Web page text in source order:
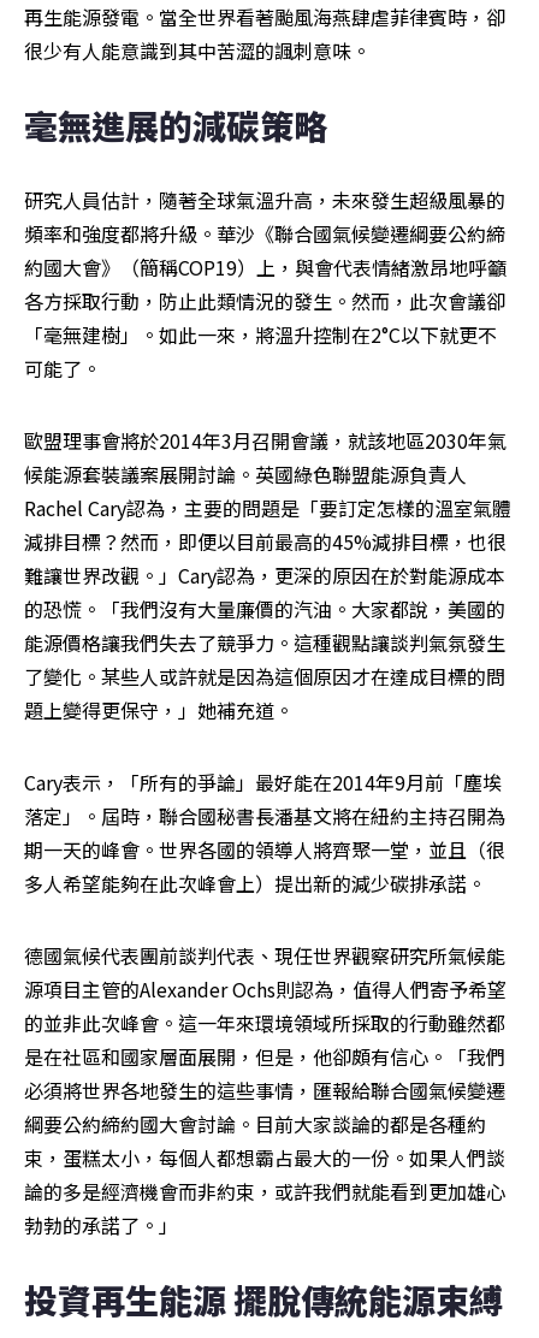
再生能源發電。當全世界看著颱風海燕肆虐菲律賓時，卻
很少有人能意識到其中苦澀的諷刺意味。
毫無進展的減碳策略
研究人員估計，隨著全球氣溫升高，未來發生超級風暴的
頻率和強度都將升級。華沙《聯合國氣候變遷綱要公約締
約國大會》（簡稱COP19）上，與會代表情緒激昂地呼籲
各方採取行動，防止此類情況的發生。然而，此次會議卻
「毫無建樹」。如此一來，將溫升控制在2°C以下就更不
可能了。
歐盟理事會將於2014年3月召開會議，就該地區2030年氣
候能源套裝議案展開討論。英國綠色聯盟能源負責人
Rachel Cary認為，主要的問題是「要訂定怎樣的溫室氣體
減排目標？然而，即便以目前最高的45%減排目標，也很
難讓世界改觀。」Cary認為，更深的原因在於對能源成本
的恐慌。「我們沒有大量廉價的汽油。大家都說，美國的
能源價格讓我們失去了競爭力。這種觀點讓談判氣氛發生
了變化。某些人或許就是因為這個原因才在達成目標的問
題上變得更保守，」她補充道。
Cary表示，「所有的爭論」最好能在2014年9月前「塵埃
落定」。屆時，聯合國秘書長潘基文將在紐約主持召開為
期一天的峰會。世界各國的領導人將齊聚一堂，並且（很
多人希望能夠在此次峰會上）提出新的減少碳排承諾。
德國氣候代表團前談判代表、現任世界觀察研究所氣候能
源項目主管的Alexander Ochs則認為，值得人們寄予希望
的並非此次峰會。這一年來環境領域所採取的行動雖然都
是在社區和國家層面展開，但是，他卻頗有信心。「我們
必須將世界各地發生的這些事情，匯報給聯合國氣候變遷
綱要公約締約國大會討論。目前大家談論的都是各種約
束，蛋糕太小，每個人都想霸占最大的一份。如果人們談
論的多是經濟機會而非約束，或許我們就能看到更加雄心
勃勃的承諾了。」
投資再生能源 擺脫傳統能源束縛